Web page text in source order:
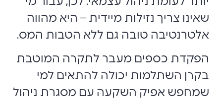
שאינו צריך נזילות מיידית – היא מהווה
אלטרנטיבה טובה גם ללא הטבות המס.
הפקדת כספים מעבר לתקרה המוטבת
בקרן השתלמות יכולה להתאים למי
שמחפש אפיק השקעה עם מסגרת ניהול